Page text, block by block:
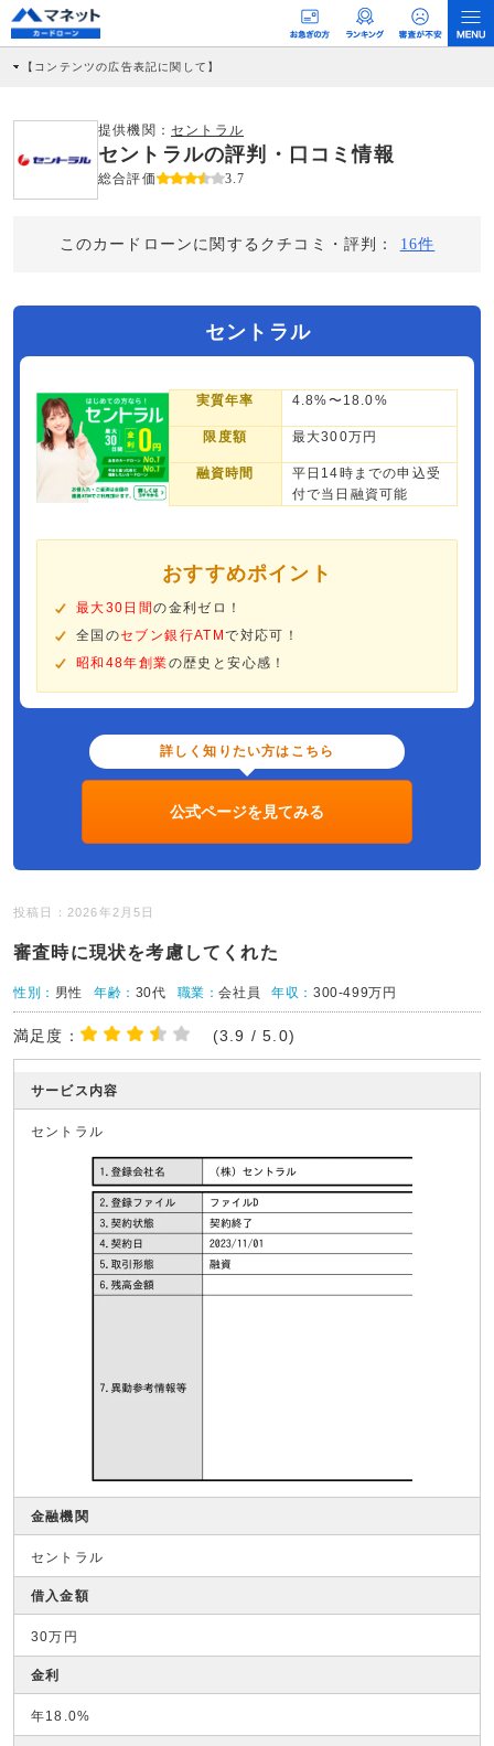
【コンテンツの広告表記に関して】
社に対して企業から紹介報酬が支払われるという収益モデルです。 ただし、特定の
商品を根拠なくPRするものではなく、当編集部の調査／ユーザーへの口コミ収集な
どに基づき、公平性を担保した情報提供を行っています。
提供機関： セントラル
セントラルの評判・口コミ情報
総合評価 3.7
このカードローンに関するクチコミ・評判： 16件
セントラル
実質年率 4.8%〜18.0%
限度額 最大300万円
融資時間
平日14時までの申込受
付で当日融資可能
おすすめポイント
最大30日間の金利ゼロ！
全国のセブン銀行ATMで対応可！
昭和48年創業の歴史と安心感！
詳しく知りたい方はこちら
公式ページを見てみる
投稿日：2026年2月5日
審査時に現状を考慮してくれた
性別： 男性 年齢： 30代 職業：会社員 年収：300-499万円
満足度： (3.9 / 5.0)
サービス内容
セントラル
金融機関
セントラル
借入金額
30万円
金利
年18.0%